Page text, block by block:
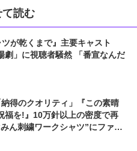
て読む
ツが乾くまで』主要キャスト
劇」に視聴者騒然 「番宣なんだ
得のクオリティ」『この素晴
福を!』10万針以上の密度で再
ん刺繍ワークシャツ”にファン